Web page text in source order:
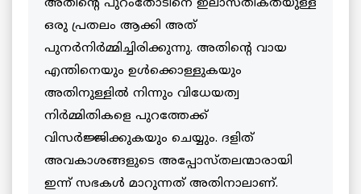
അതിന്റെ പുറംതോടിനെ ഇലാസ്തികതയുള്ള
ഒരു പ്രതലം ആക്കി അത്
പുനര്‍നിര്‍മ്മിച്ചിരിക്കുന്നു. അതിന്റെ വായ
എന്തിനെയും ഉള്‍ക്കൊള്ളുകയും
അതിനുള്ളില്‍ നിന്നും വിധേയത്വ
നിര്‍മ്മിതികളെ പുറത്തേക്ക്
വിസര്‍ജ്ജിക്കുകയും ചെയ്യും. ദളിത്
അവകാശങ്ങളുടെ അപ്പോസ്തലന്മാരായി
ഇന്ന് സഭകള്‍ മാറുന്നത് അതിനാലാണ്.